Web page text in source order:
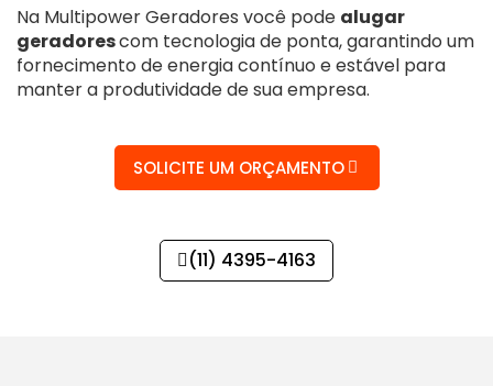
Na Multipower Geradores você pode alugar
geradorescom tecnologia de ponta, garantindo um
fornecimento de energia contínuo e estável para
manter a produtividade de sua empresa.
SOLICITE UM ORÇAMENTO
(11) 4395-4163